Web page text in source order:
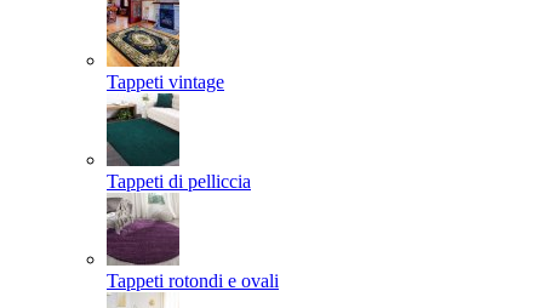
Tappeti vintage
Tappeti di pelliccia
Tappeti rotondi e ovali